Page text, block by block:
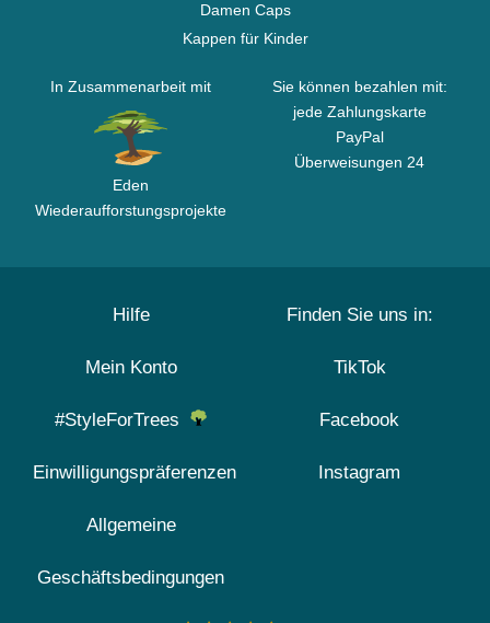
Damen Caps
Kappen für Kinder
In Zusammenarbeit mit
Eden
Wiederaufforstungsprojekte
Sie können bezahlen mit:
jede Zahlungskarte
PayPal
Überweisungen 24
Hilfe
Mein Konto
#StyleForTrees
Einwilligungspräferenzen
Allgemeine
Geschäftsbedingungen
Finden Sie uns in:
TikTok
Facebook
Instagram